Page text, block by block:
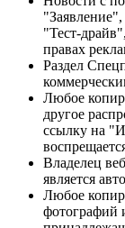
"Тест-
правах
Раздел
Любое
другое
ссылку на
Владелец
является
Любое
фотографий